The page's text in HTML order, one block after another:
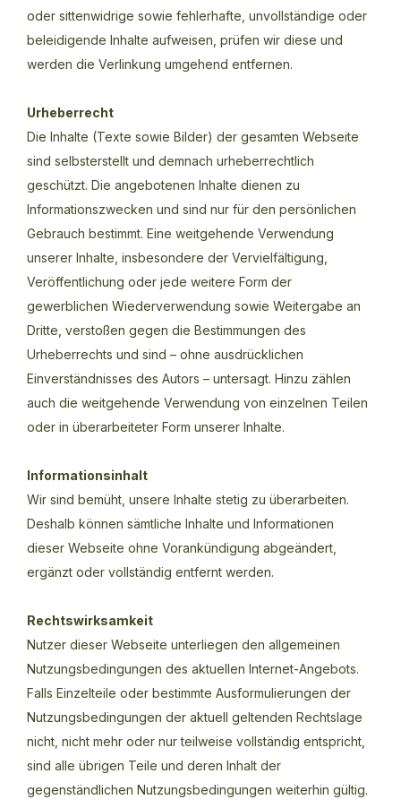
oder sittenwidrige sowie fehlerhafte, unvollständige oder
beleidigende Inhalte aufweisen, prüfen wir diese und
werden die Verlinkung umgehend entfernen.
Urheberrecht
Die Inhalte (Texte sowie Bilder) der gesamten Webseite
sind selbsterstellt und demnach urheberrechtlich
geschützt. Die angebotenen Inhalte dienen zu
Informationszwecken und sind nur für den persönlichen
Gebrauch bestimmt. Eine weitgehende Verwendung
unserer Inhalte, insbesondere der Vervielfältigung,
Veröffentlichung oder jede weitere Form der
gewerblichen Wiederverwendung sowie Weitergabe an
Dritte, verstoßen gegen die Bestimmungen des
Urheberrechts und sind – ohne ausdrücklichen
Einverständnisses des Autors – untersagt. Hinzu zählen
auch die weitgehende Verwendung von einzelnen Teilen
oder in überarbeiteter Form unserer Inhalte.
Informationsinhalt
Wir sind bemüht, unsere Inhalte stetig zu überarbeiten.
Deshalb können sämtliche Inhalte und Informationen
dieser Webseite ohne Vorankündigung abgeändert,
ergänzt oder vollständig entfernt werden.
Rechtswirksamkeit
Nutzer dieser Webseite unterliegen den allgemeinen
Nutzungsbedingungen des aktuellen Internet-Angebots.
Falls Einzelteile oder bestimmte Ausformulierungen der
Nutzungsbedingungen der aktuell geltenden Rechtslage
nicht, nicht mehr oder nur teilweise vollständig entspricht,
sind alle übrigen Teile und deren Inhalt der
gegenständlichen Nutzungsbedingungen weiterhin gültig.